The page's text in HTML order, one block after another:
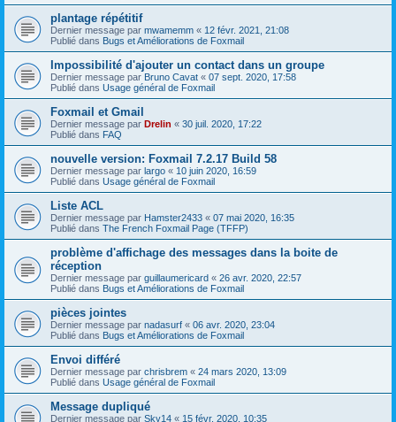
plantage répétitif
Dernier message par mwamemm « 12 févr. 2021, 21:08
Publié dans Bugs et Améliorations de Foxmail
Impossibilité d'ajouter un contact dans un groupe
Dernier message par Bruno Cavat « 07 sept. 2020, 17:58
Publié dans Usage général de Foxmail
Foxmail et Gmail
Dernier message par Drelin « 30 juil. 2020, 17:22
Publié dans FAQ
nouvelle version: Foxmail 7.2.17 Build 58
Dernier message par largo « 10 juin 2020, 16:59
Publié dans Usage général de Foxmail
Liste ACL
Dernier message par Hamster2433 « 07 mai 2020, 16:35
Publié dans The French Foxmail Page (TFFP)
problème d'affichage des messages dans la boite de
réception
Dernier message par guillaumericard « 26 avr. 2020, 22:57
Publié dans Bugs et Améliorations de Foxmail
pièces jointes
Dernier message par nadasurf « 06 avr. 2020, 23:04
Publié dans Bugs et Améliorations de Foxmail
Envoi différé
Dernier message par chrisbrem « 24 mars 2020, 13:09
Publié dans Usage général de Foxmail
Message dupliqué
Dernier message par Sky14 « 15 févr. 2020, 10:35